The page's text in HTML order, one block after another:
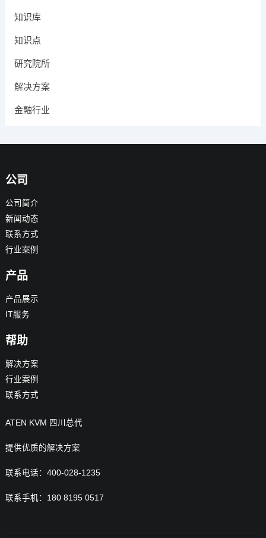
知识库
知识点
研究院所
解决方案
金融行业
公司
公司简介
新闻动态
联系方式
行业案例
产品
产品展示
IT服务
帮助
解决方案
行业案例
联系方式
ATEN KVM 四川总代
提供优质的解决方案
联系电话：400-028-1235
联系手机：180 8195 0517